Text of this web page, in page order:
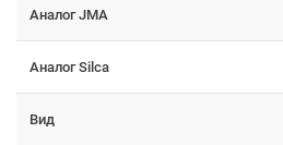
Аналог JMA
Аналог Silca
Вид